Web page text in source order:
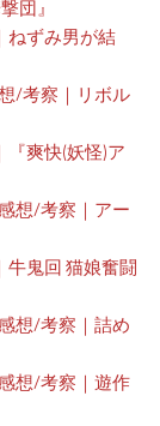
団』
ねずみ男が結
/考察｜リボル
『爽快(妖怪)ア
想/考察｜アー
牛鬼回 猫娘奮闘
想/考察｜詰め
想/考察｜遊作